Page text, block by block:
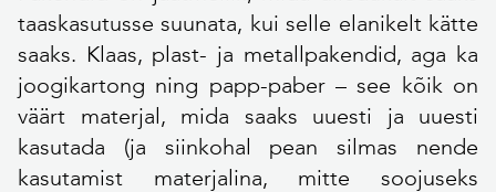
taaskasutusse suunata, kui selle elanikelt kätte
saaks. Klaas, plast- ja metallpakendid, aga ka
joogikartong ning papp-paber – see kõik on
väärt materjal, mida saaks uuesti ja uuesti
kasutada (ja siinkohal pean silmas nende
kasutamist materjalina, mitte soojuseks